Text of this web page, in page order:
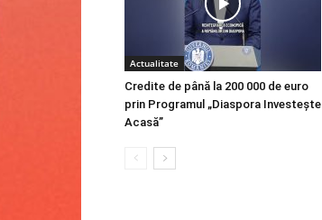
Actualitate
Credite de până la 200 000 de euro
prin Programul „Diaspora Investește
Acasă”